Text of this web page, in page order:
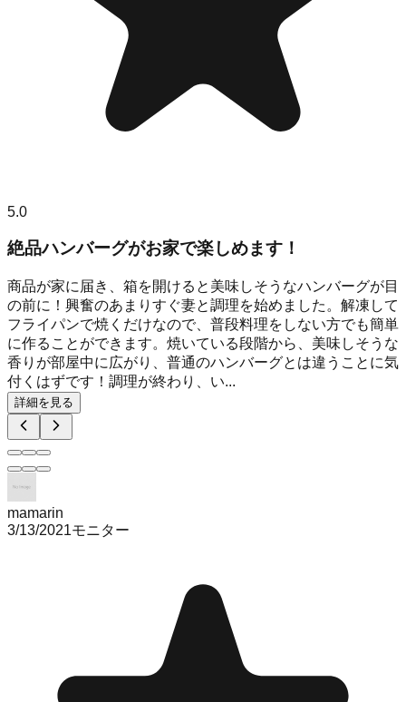
5.0
絶品ハンバーグがお家で楽しめます！
商品が家に届き、箱を開けると美味しそうなハンバーグが目
の前に！興奮のあまりすぐ妻と調理を始めました。解凍して
フライパンで焼くだけなので、普段料理をしない方でも簡単
に作ることができます。焼いている段階から、美味しそうな
香りが部屋中に広がり、普通のハンバーグとは違うことに気
付くはずです！調理が終わり、い...
詳細を見る
mamarin
3/13/2021モニター